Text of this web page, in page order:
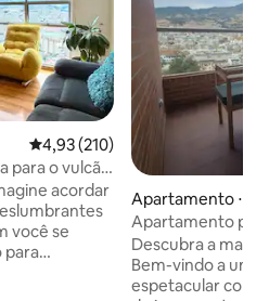
4,93 de uma avaliação média de
4,93 (210)
para o vulcão
você se
para
Apartamento ⋅
Apartamento
centro de Pasto
Descubra a
Bem-vindo a um
espetacular com